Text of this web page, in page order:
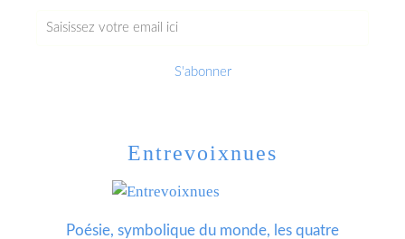
Entrevoixnues
Poésie, symbolique du monde, les quatre